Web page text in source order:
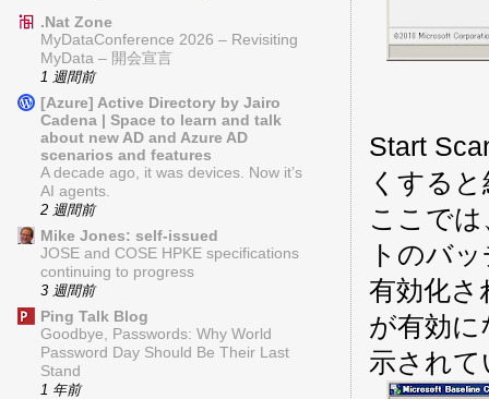
Start
くする
ここで
トのバ
有効化さ
が有効
示され
.Nat Zone
MyDataConference 2026 – Revisiting
MyData – 開会宣言
1 週間前
[Azure] Active Directory by Jairo
Cadena | Space to learn and talk
about new AD and Azure AD
scenarios and features
A decade ago, it was devices. Now it’s
AI agents.
2 週間前
Mike Jones: self-issued
JOSE and COSE HPKE specifications
continuing to progress
3 週間前
Ping Talk Blog
Goodbye, Passwords: Why World
Password Day Should Be Their Last
Stand
1 年前